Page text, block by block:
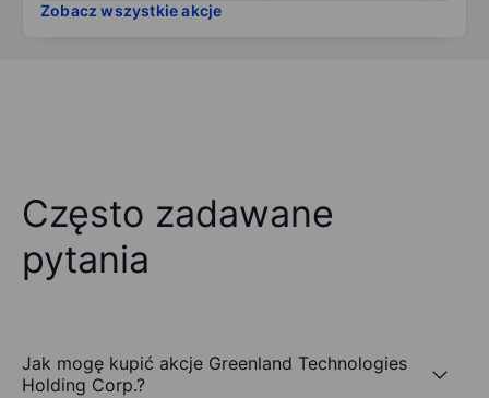
Zobacz wszystkie akcje
Często zadawane
pytania
Jak mogę kupić akcje Greenland Technologies
Holding Corp.?